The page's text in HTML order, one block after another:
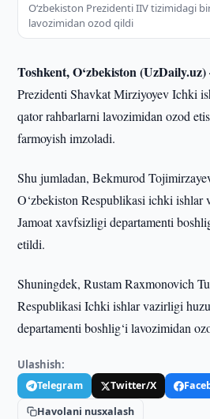
O‘zbekiston Prezidenti IIV tizimidagi
lavozimidan ozod qildi
Toshkent, O‘zbekiston
Prezidenti Shavkat Mirziyoyev Ichki
qator rahbarlarni lavozimidan ozod
farmoyish imzoladi.
Shu jumladan, Bekmurod
O‘zbekiston Respublikasi ichki ishlar
Jamoat xavfsizligi departamenti
etildi.
Shuningdek, Rustam Raxmonovich
Respublikasi Ichki ishlar vazirligi
departamenti boshlig‘i lavozimidan
Ulashish:
Telegram Twitter/X
Havolani nusxalash